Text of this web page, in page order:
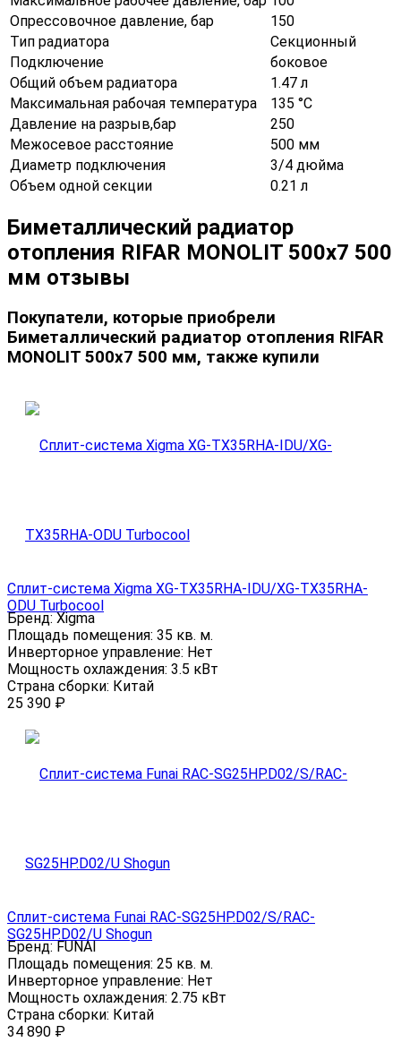
Опрессовочное давление, бар
150
Тип радиатора
Секционный
Подключение
боковое
Общий объем радиатора
1.47 л
Максимальная рабочая температура
135 °С
Давление на разрыв,бар
250
Межосевое расстояние
500 мм
Диаметр подключения
3/4 дюйма
Объем одной секции
0.21 л
Биметаллический радиатор
отопления RIFAR MONOLIT 500x7 500
мм отзывы
Покупатели, которые приобрели
Биметаллический радиатор отопления RIFAR
MONOLIT 500x7 500 мм, также купили
Сплит-система Xigma XG-TX35RHA-IDU/XG-TX35RHA-
ODU Turbocool
Бренд: Xigma
Площадь помещения: 35 кв. м.
Инверторное управление: Нет
Мощность охлаждения: 3.5 кВт
Страна сборки: Китай
25 390 ₽
Сплит-система Funai RAC-SG25HP.D02/S/RAC-
SG25HP.D02/U Shogun
Бренд: FUNAI
Площадь помещения: 25 кв. м.
Инверторное управление: Нет
Мощность охлаждения: 2.75 кВт
Страна сборки: Китай
34 890 ₽